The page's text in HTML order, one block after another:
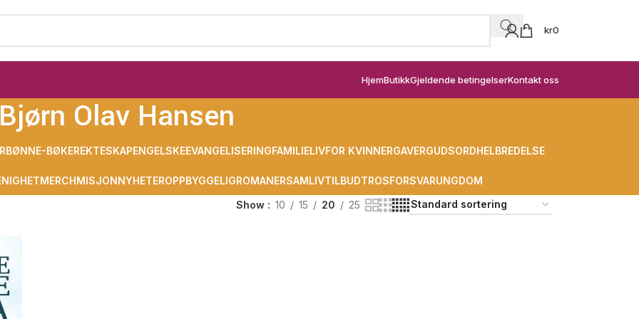
kr0
HjemButikkGjeldende betingelserKontakt oss
Bjørn Olav Hansen
BØNNE-BØKEREKTESKAPENGELSKEEVANGELISERINGFAMILIELIVFOR KVINNERGAVERGUDSORDHELBREDELSE
MERCHMISJONNYHETEROPPBYGGELIGROMANERSAMLIVTILBUDTROSFORSVARUNGDOM
Show 10 15 20 25